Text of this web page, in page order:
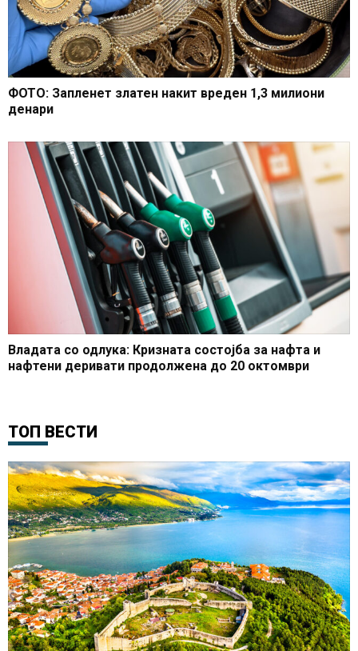
ФОТО: Запленет златен накит вреден 1,3 милиони
денари
Владата со одлука: Кризната состојба за нафта и
нафтени деривати продолжена до 20 октомври
ТОП ВЕСТИ